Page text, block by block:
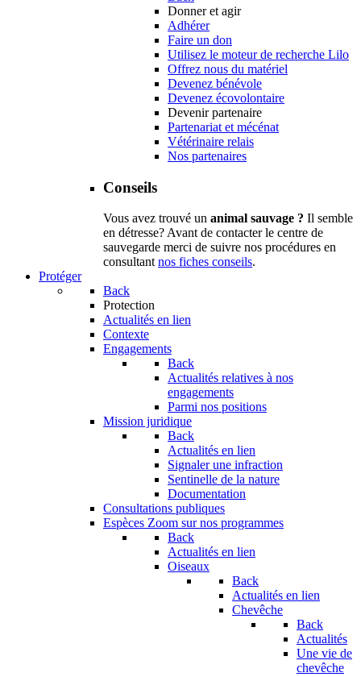
Donner et agir
Adhérer
Faire un don
Utilisez le moteur de recherche Lilo
Offrez nous du matériel
Devenez bénévole
Devenez écovolontaire
Devenir partenaire
Partenariat et mécénat
Vétérinaire relais
Nos partenaires
Conseils
Vous avez trouvé un animal sauvage ? Il semble
en détresse? Avant de contacter le centre de
sauvegarde merci de suivre nos procédures en
consultantnos fiches conseils.
Protéger
Back
Protection
Actualités en lien
Contexte
Engagements
Back
Actualités relatives à nos
engagements
Parmi nos positions
Mission juridique
Back
Actualités en lien
Signaler une infraction
Sentinelle de la nature
Documentation
Consultations publiques
Espèces Zoom sur nos programmes
Back
Actualités en lien
Oiseaux
Back
Actualités en lien
Chevêche
Back
Actualités
Une vie de
chevêche